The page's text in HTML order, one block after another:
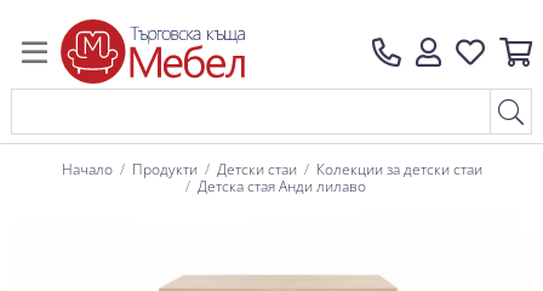
Начало Продукти Детски стаи
Колекции за детски стаи
Детска стая Анди лилаво